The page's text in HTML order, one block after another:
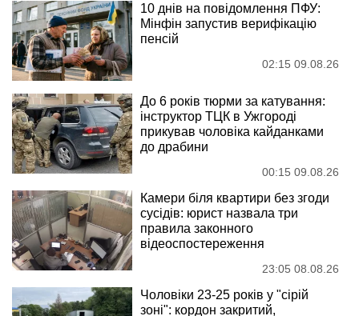
10 днів на повідомлення ПФУ:
Мінфін запустив верифікацію
пенсій
02:15 09.08.26
До 6 років тюрми за катування:
інструктор ТЦК в Ужгороді
прикував чоловіка кайданками
до драбини
00:15 09.08.26
Камери біля квартири без згоди
сусідів: юрист назвала три
правила законного
відеоспостереження
23:05 08.08.26
Чоловіки 23-25 років у "сірій
зоні": кордон закритий,